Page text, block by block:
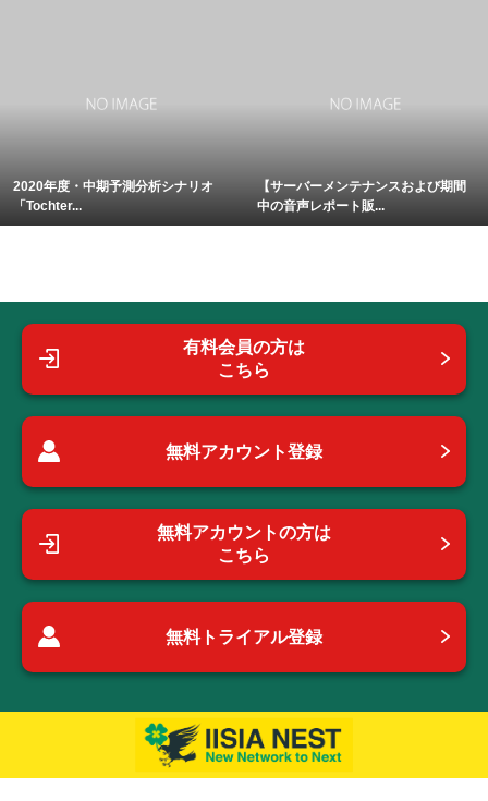
2020年度・中期予測分析シナリオ
「Tochter...
【サーバーメンテナンスおよび期間
中の音声レポート販...
有料会員の方は
こちら
無料アカウント登録
無料アカウントの方は
こちら
無料トライアル登録